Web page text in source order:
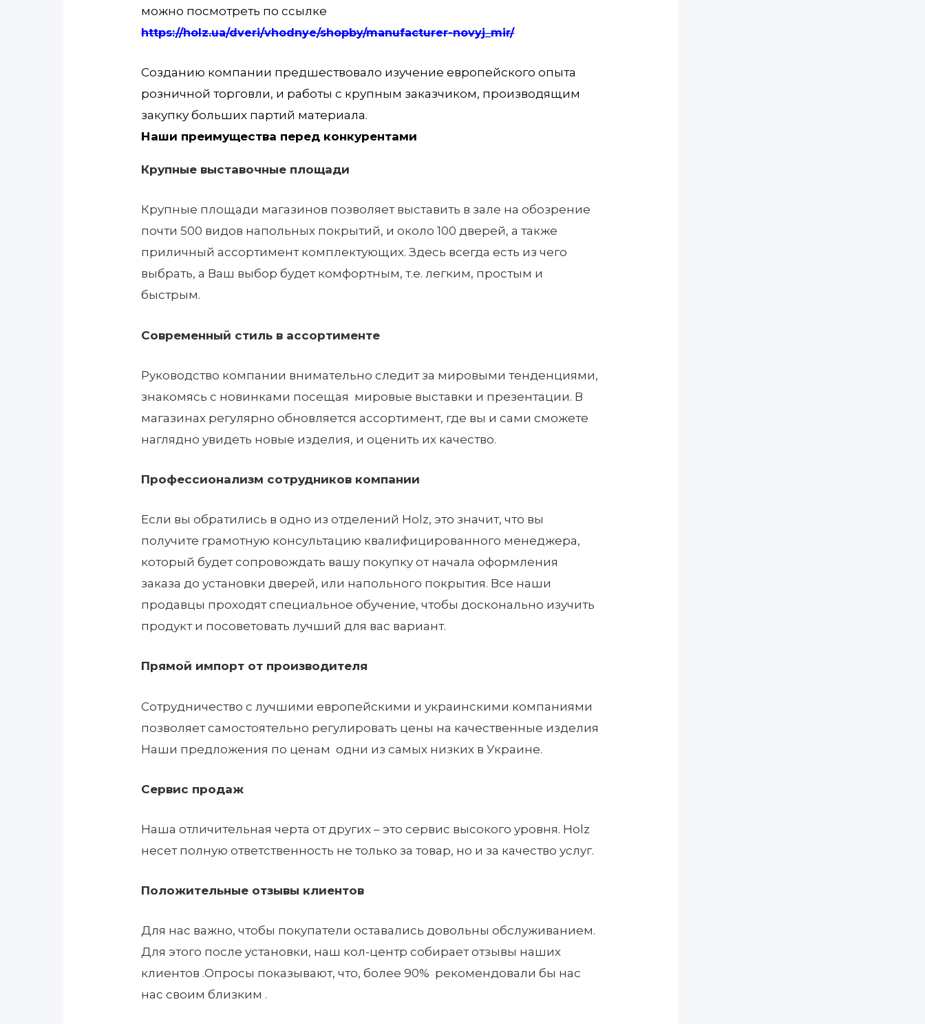
можно посмотреть по ссылке
https://holz.ua/dveri/vhodnye/shopby/manufacturer-novyj_mir/
Созданию компании предшествовало изучение европейского опыта
розничной торговли, и работы с крупным заказчиком, производящим
закупку больших партий материала.
Наши преимущества перед конкурентами
Крупные выставочные площади
Крупные площади магазинов позволяет выставить в зале на обозрение
почти 500 видов напольных покрытий, и около 100 дверей, а также
приличный ассортимент комплектующих. Здесь всегда есть из чего
выбрать, а Ваш выбор будет комфортным, т.е. легким, простым и
быстрым.
Современный стиль в ассортименте
Руководство компании внимательно следит за мировыми тенденциями,
знакомясь с новинками посещая мировые выставки и презентации. В
магазинах регулярно обновляется ассортимент, где вы и сами сможете
наглядно увидеть новые изделия, и оценить их качество.
Профессионализм сотрудников компании
Если вы обратились в одно из отделений Holz, это значит, что вы
получите грамотную консультацию квалифицированного менеджера,
который будет сопровождать вашу покупку от начала оформления
заказа до установки дверей, или напольного покрытия. Все наши
продавцы проходят специальное обучение, чтобы досконально изучить
продукт и посоветовать лучший для вас вариант.
Прямой импорт от производителя
Сотрудничество с лучшими европейскими и украинскими компаниями
позволяет самостоятельно регулировать цены на качественные изделия
Наши предложения по ценам одни из самых низких в Украине.
Сервис продаж
Наша отличительная черта от других – это сервис высокого уровня. Holz
несет полную ответственность не только за товар, но и за качество услуг.
Положительные отзывы клиентов
Для нас важно, чтобы покупатели оставались довольны обслуживанием.
Для этого после установки, наш кол-центр собирает отзывы наших
клиентов .Опросы показывают, что, более 90% рекомендовали бы нас
нас своим близким .